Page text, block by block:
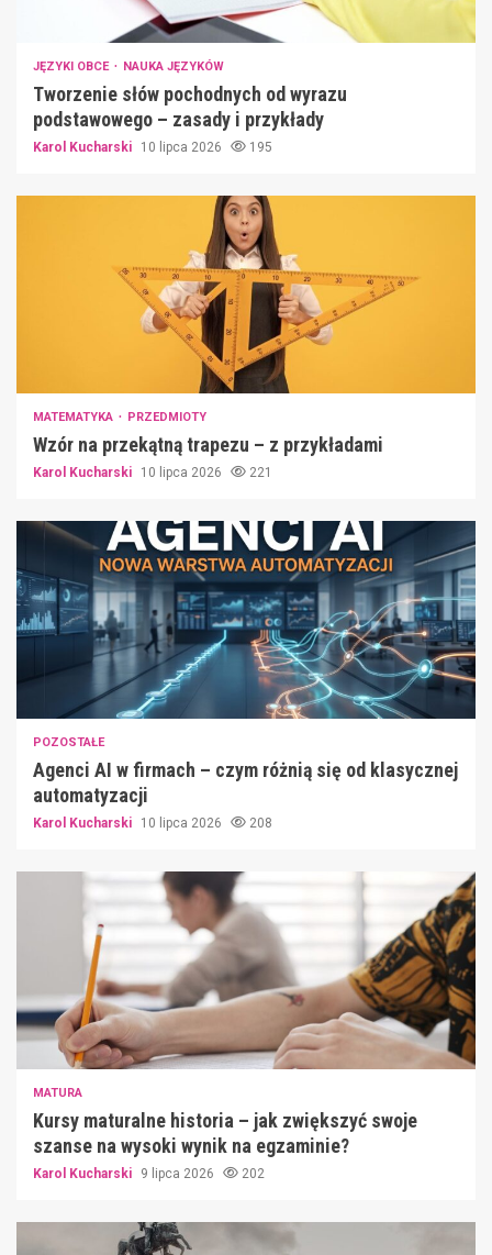
JĘZYKI OBCE NAUKA JĘZYKÓW
Tworzenie słów pochodnych od wyrazu
podstawowego – zasady i przykłady
Karol Kucharski 10 lipca 2026 195
MATEMATYKA PRZEDMIOTY
Wzór na przekątną trapezu – z przykładami
Karol Kucharski 10 lipca 2026 221
POZOSTAŁE
Agenci AI w firmach – czym różnią się od klasycznej
automatyzacji
Karol Kucharski 10 lipca 2026 208
MATURA
Kursy maturalne historia – jak zwiększyć swoje
szanse na wysoki wynik na egzaminie?
Karol Kucharski 9 lipca 2026 202